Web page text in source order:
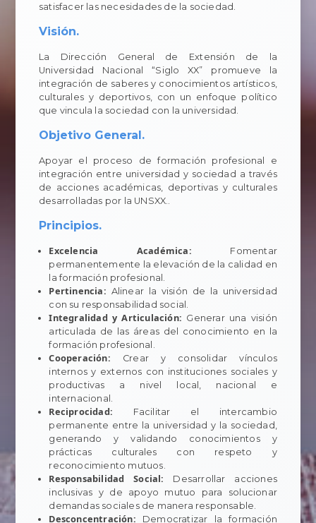
satisfacer las necesidades de la sociedad.
Visión.
La Dirección General de Extensión de la
Universidad Nacional “Siglo XX” promueve la
integración de saberes y conocimientos artísticos,
culturales y deportivos, con un enfoque político
que vincula la sociedad con la universidad.
Objetivo General.
Apoyar el proceso de formación profesional e
integración entre universidad y sociedad a través
de acciones académicas, deportivas y culturales
desarrolladas por la UNSXX..
Principios.
Excelencia Académica:
Fomentar
permanentemente la elevación de la calidad en
la formación profesional.
Pertinencia: Alinear la visión de la universidad
con su responsabilidad social.
Integralidad y Articulación: Generar una visión
articulada de las áreas del conocimiento en la
formación profesional.
Cooperación:
Crear y consolidar vínculos
internos y externos con instituciones sociales y
productivas a nivel local, nacional e
internacional.
Reciprocidad:
Facilitar el intercambio
permanente entre la universidad y la sociedad,
generando y validando conocimientos y
prácticas culturales con respeto y
reconocimiento mutuos.
Responsabilidad Social:
Desarrollar acciones
inclusivas y de apoyo mutuo para solucionar
demandas sociales de manera responsable.
Desconcentración:
Democratizar la formación